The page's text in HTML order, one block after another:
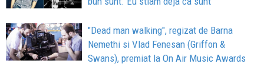
"Dead man walking", regizat de Barna
Nemethi si Vlad Fenesan (Griffon &
Swans), premiat la On Air Music Awards